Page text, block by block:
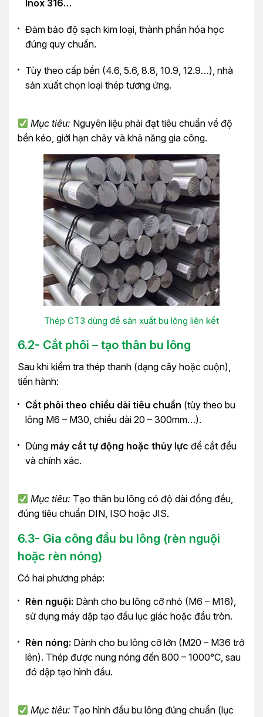
Inox 316…
Đảm bảo độ sạch kim loại, thành phần hóa học
đúng quy chuẩn.
Tùy theo cấp bền (4.6, 5.6, 8.8, 10.9, 12.9…), nhà
sản xuất chọn loại thép tương ứng.
Mục tiêu: Nguyên liệu phải đạt tiêu chuẩn về độ
bền kéo, giới hạn chảy và khả năng gia công.
Thép CT3 dùng để sản xuất bu lông liên kết
6.2- Cắt phôi – tạo thân bu lông
Sau khi kiểm tra thép thanh (dạng cây hoặc cuộn),
tiến hành:
Cắt phôi theo chiều dài tiêu chuẩn (tùy theo bu
lông M6 – M30, chiều dài 20 – 300mm…).
Dùng máy cắt tự động hoặc thủy lực để cắt đều
và chính xác.
Mục tiêu: Tạo thân bu lông có độ dài đồng đều,
đúng tiêu chuẩn DIN, ISO hoặc JIS.
6.3- Gia công đầu bu lông (rèn nguội
hoặc rèn nóng)
Có hai phương pháp:
Rèn nguội: Dành cho bu lông cỡ nhỏ (M6 – M16),
sử dụng máy dập tạo đầu lục giác hoặc đầu tròn.
Rèn nóng: Dành cho bu lông cỡ lớn (M20 – M36 trở
lên). Thép được nung nóng đến 800 – 1000°C, sau
đó dập tạo hình đầu.
Mục tiêu: Tạo hình đầu bu lông đúng chuẩn (lục